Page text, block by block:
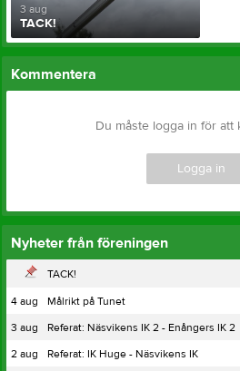
3 aug
TACK!
Kommentera
Du måste logga in för att
Logga in
Nyheter från föreningen
TACK!
4 aug
Målrikt på Tunet
3 aug
Referat: Näsvikens IK 2 - Enångers IK 2
2 aug
Referat: IK Huge - Näsvikens IK